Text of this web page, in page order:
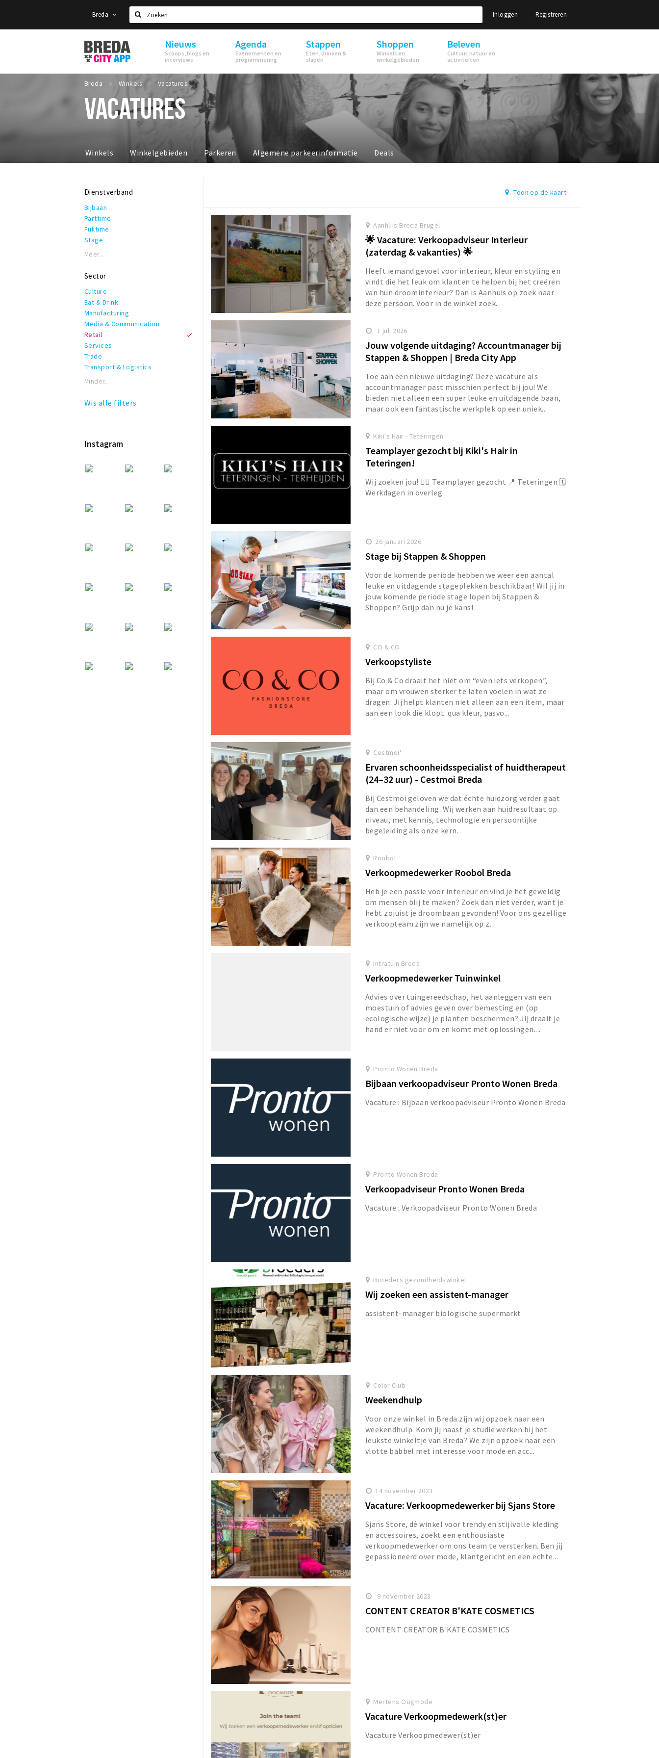
Breda
Zoeken
Inloggen Registreren
Stappen
&
Shoppen
Breda
Nieuws
Scoops, blogs en
interviews
Agenda
Evenementen en
programmering
Stappen
Eten, drinken &
slapen
Shoppen
Winkels en
winkelgebieden
Beleven
Cultuur, natuur en
activiteiten
Breda Winkels Vacatures
VACATURES
Winkels Winkelgebieden Parkeren Algemene parkeerinformatie Deals
Dienstverband
Bijbaan
Parttime
Fulltime
Stage
Meer...
Sector
Culture
Eat & Drink
Manufacturing
Media & Communication
Retail
Services
Trade
Transport & Logistics
Minder...
Wis alle filters
Instagram
Toon op de kaart
Aanhuis Breda Brugel
🌟 Vacature: Verkoopadviseur Interieur
(zaterdag & vakanties) 🌟
Heeft iemand gevoel voor interieur, kleur en styling en
vindt die het leuk om klanten te helpen bij het creëren
van hun droominterieur? Dan is Aanhuis op zoek naar
deze persoon. Voor in de winkel zoek...
1 juli 2026
Jouw volgende uitdaging? Accountmanager bij
Stappen & Shoppen | Breda City App
Toe aan een nieuwe uitdaging? Deze vacature als
accountmanager past misschien perfect bij jou! We
bieden niet alleen een super leuke en uitdagende baan,
maar ook een fantastische werkplek op een uniek...
Kiki's Hair - Teteringen
Teamplayer gezocht bij Kiki's Hair in
Teteringen!
Wij zoeken jou! 💇‍♀️ Teamplayer gezocht 📍 Teteringen 🗓️
Werkdagen in overleg
26 januari 2026
Stage bij Stappen & Shoppen
Voor de komende periode hebben we weer een aantal
leuke en uitdagende stageplekken beschikbaar! Wil jij in
jouw komende periode stage lopen bij Stappen &
Shoppen? Grijp dan nu je kans!
CO & CO
Verkoopstyliste
Bij Co & Co draait het niet om “even iets verkopen”,
maar om vrouwen sterker te laten voelen in wat ze
dragen. Jij helpt klanten niet alleen aan een item, maar
aan een look die klopt: qua kleur, pasvo...
Cestmoi'
Ervaren schoonheidsspecialist of huidtherapeut
(24–32 uur) - Cestmoi Breda
Bij Cestmoi geloven we dat échte huidzorg verder gaat
dan een behandeling. Wij werken aan huidresultaat op
niveau, met kennis, technologie en persoonlijke
begeleiding als onze kern.
Roobol
Verkoopmedewerker Roobol Breda
Heb je een passie voor interieur en vind je het geweldig
om mensen blij te maken? Zoek dan niet verder, want je
hebt zojuist je droombaan gevonden! Voor ons gezellige
verkoopteam zijn we namelijk op z...
Intratuin Breda
Verkoopmedewerker Tuinwinkel
Advies over tuingereedschap, het aanleggen van een
moestuin of advies geven over bemesting en (op
ecologische wijze) je planten beschermen? Jij draait je
hand er niet voor om en komt met oplossingen....
Pronto Wonen Breda
Bijbaan verkoopadviseur Pronto Wonen Breda
Vacature : Bijbaan verkoopadviseur Pronto Wonen Breda
Pronto Wonen Breda
Verkoopadviseur Pronto Wonen Breda
Vacature : Verkoopadviseur Pronto Wonen Breda
Broeders gezondheidswinkel
Wij zoeken een assistent-manager
assistent-manager biologische supermarkt
Color Club
Weekendhulp
Voor onze winkel in Breda zijn wij opzoek naar een
weekendhulp. Kom jij naast je studie werken bij het
leukste winkeltje van Breda? We zijn opzoek naar een
vlotte babbel met interesse voor mode en acc...
14 november 2023
Vacature: Verkoopmedewerker bij Sjans Store
Sjans Store, dé winkel voor trendy en stijlvolle kleding
en accessoires, zoekt een enthousiaste
verkoopmedewerker om ons team te versterken. Ben jij
gepassioneerd over mode, klantgericht en een echte...
9 november 2023
CONTENT CREATOR B'KATE COSMETICS
CONTENT CREATOR B'KATE COSMETICS
Mertens Oogmode
Vacature Verkoopmedewerk(st)er
Vacature Verkoopmedewer(st)er